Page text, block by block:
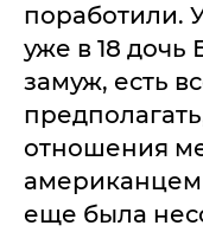
поработили.
уже в 18
замуж, есть
отношения
американцем
еще была